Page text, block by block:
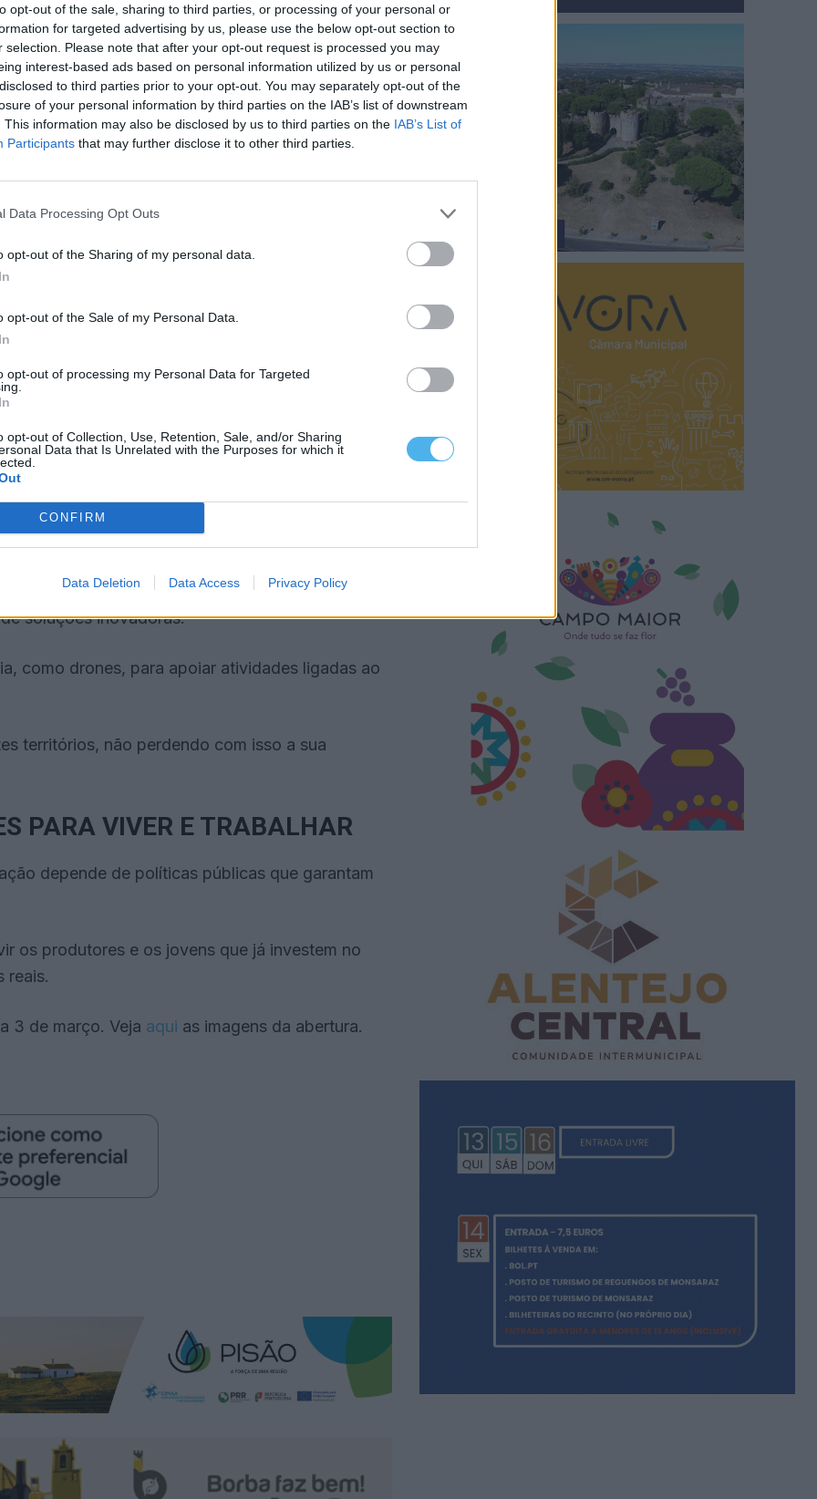
opt-out of the sale, sharing to third parties, or processing of your personal or
for targeted advertising by us, please use the below opt-out section to
selection. Please note that after your opt-out request is processed you may
interest-based ads based on personal information utilized by us or personal
to third parties prior to your opt-out. You may separately opt-out of the
of your personal information by third parties on the IAB’s list of downstream
This information may also be disclosed by us to third parties on the IAB’s List of
Participants that may further disclose it to other third parties.
Data Processing Opt Outs
opt-out of the Sharing of my personal data.
opt-out of the Sale of my Personal Data.
opt-out of processing my Personal Data for Targeted
opt-out of Collection, Use, Retention, Sale, and/or Sharing
Data that Is Unrelated with the Purposes for which it
CONFIRM
Data Deletion Data Access Privacy Policy
permitem destacar a identidade local e a
também para toda a atividade económica que
para reunir famílias e atrair visitantes
NO INTERIOR
foi apontada como um sinal
que é possível fixar população no interior,
não há dúvidas de que os jovens vão
TRADICIONAL
à produção de queijo, nomeadamente a
soluções inovadoras.
como drones, para apoiar atividades ligadas ao
territórios, não perdendo com isso a sua
PARA VIVER E TRABALHAR
depende de políticas públicas que garantam
os produtores e os jovens que já investem no
reais.
3 de março. Veja aqui as imagens da abertura.